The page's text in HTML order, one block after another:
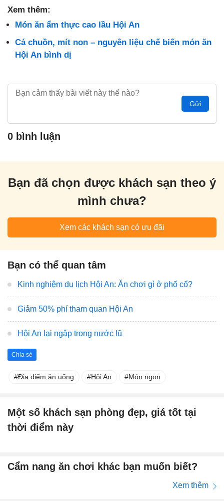
Xem thêm:
Món ăn ẩm thực cao lầu Hội An
Cá chuồn, mít non – nguyên liệu chế biến món ăn
Hội An bình dị
Gửi
0 bình luận
Bạn đã chọn được khách sạn theo ý
mình chưa?
Xem các khách sạn có ưu đãi
Bạn có thể quan tâm
Kinh nghiệm du lịch Hội An: Ăn chơi gì ở phố cổ?
Giảm 50% phí tham quan Hội An
Hội An lại ngập trong nước lũ
Chia sẻ
Địa điểm ăn uống Hội An Món ngon
Một số khách sạn phòng đẹp, giá tốt tại
thời điểm này
Cẩm nang ăn chơi khác bạn muốn biết?
Xem thêm